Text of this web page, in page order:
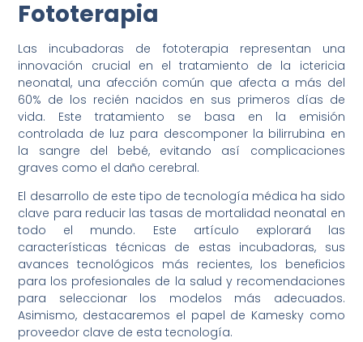
Fototerapia
Las incubadoras de fototerapia representan una
innovación crucial en el tratamiento de la ictericia
neonatal, una afección común que afecta a más del
60% de los recién nacidos en sus primeros días de
vida. Este tratamiento se basa en la emisión
controlada de luz para descomponer la bilirrubina en
la sangre del bebé, evitando así complicaciones
graves como el daño cerebral.
El desarrollo de este tipo de tecnología médica ha sido
clave para reducir las tasas de mortalidad neonatal en
todo el mundo. Este artículo explorará las
características técnicas de estas incubadoras, sus
avances tecnológicos más recientes, los beneficios
para los profesionales de la salud y recomendaciones
para seleccionar los modelos más adecuados.
Asimismo, destacaremos el papel de Kamesky como
proveedor clave de esta tecnología.